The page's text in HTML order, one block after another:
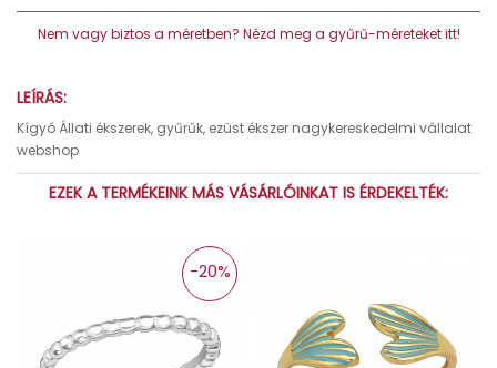
Nem vagy biztos a méretben? Nézd meg a gyűrű-méreteket itt!
LEÍRÁS:
Kígyó Állati ékszerek, gyűrűk, ezüst ékszer nagykereskedelmi vállalat
webshop
EZEK A TERMÉKEINK MÁS VÁSÁRLÓINKAT IS ÉRDEKELTÉK:
-20%